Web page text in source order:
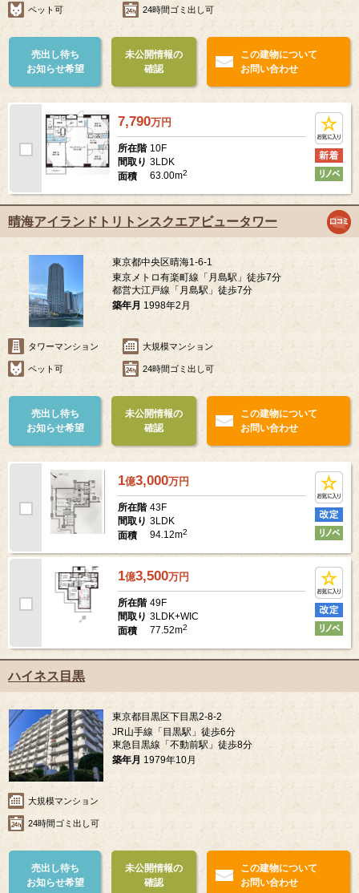
ペット可 24時間ゴミ出し可
売出し待ち
お知らせ希望
未公開情報の
確認
この建物について
お問い合わせ
7,790万円
所在階 10F
間取り 3LDK
面積
63.00m2
晴海アイランドトリトンスクエアビュータワー
東京都中央区晴海1-6-1
東京メトロ有楽町線「月島駅」徒歩7分
都営大江戸線「月島駅」徒歩7分
築年月 1998年2月
タワーマンション 大規模マンション
ペット可 24時間ゴミ出し可
売出し待ち
お知らせ希望
未公開情報の
確認
この建物について
お問い合わせ
1億3,000万円
所在階 43F
間取り 3LDK
面積
94.12m2
1億3,500万円
所在階 49F
間取り 3LDK+WIC
面積
77.52m2
ハイネス目黒
東京都目黒区下目黒2-8-2
JR山手線「目黒駅」徒歩6分
東急目黒線「不動前駅」徒歩8分
築年月 1979年10月
大規模マンション
24時間ゴミ出し可
売出し待ち
お知らせ希望
未公開情報の
確認
この建物について
お問い合わせ